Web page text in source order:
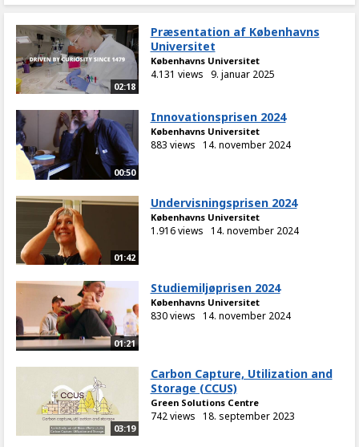
02:18
Præsentation af Københavns
Universitet
Københavns Universitet
4.131 views 9. januar 2025
00:50
Innovationsprisen 2024
Københavns Universitet
883 views 14. november 2024
01:42
Undervisningsprisen 2024
Københavns Universitet
1.916 views 14. november 2024
01:21
Studiemiljøprisen 2024
Københavns Universitet
830 views 14. november 2024
03:19
Carbon Capture, Utilization and
Storage (CCUS)
Green Solutions Centre
742 views 18. september 2023